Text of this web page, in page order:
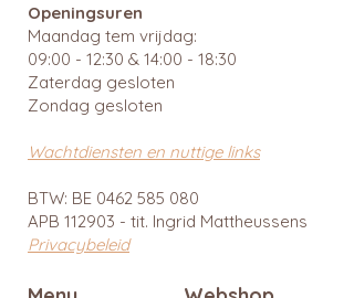
Openingsuren
Maandag tem vrijdag:
09:00 - 12:30 & 14:00 - 18:30
Zaterdag gesloten
Zondag gesloten
Wachtdiensten en nuttige links
BTW: BE 0462 585 080
APB 112903 - tit. Ingrid Mattheussens
Privacybeleid